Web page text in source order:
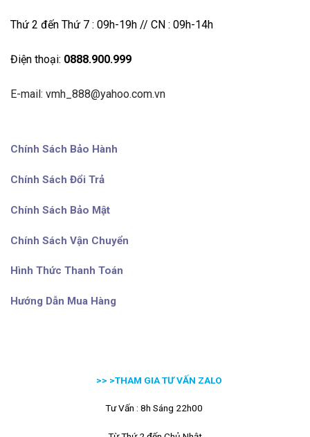
Thứ 2 đến Thứ 7 : 09h-19h // CN : 09h-14h
Điện thoại: 0888.900.999
E-mail: vmh_888@yahoo.com.vn
Chính Sách Bảo Hành
Chính Sách Đổi Trả
Chính Sách Bảo Mật
Chính Sách Vận Chuyển
Hình Thức Thanh Toán
Hướng Dẫn Mua Hàng
>> >THAM GIA TƯ VẤN ZALO
Tư Vấn : 8h Sáng 22h00